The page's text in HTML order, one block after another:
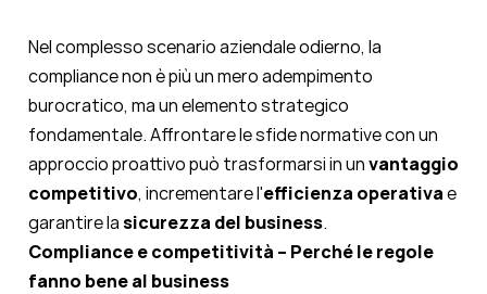
Nel complesso scenario aziendale odierno, la
compliance non è più un mero adempimento
burocratico, ma un elemento strategico
fondamentale. Affrontare le sfide normative con un
approccio proattivo può trasformarsi in unvantaggio
competitivo, incrementare l'efficienza operativae
garantire lasicurezza del business.
Compliance e competitività – Perché le regole
fanno bene al business